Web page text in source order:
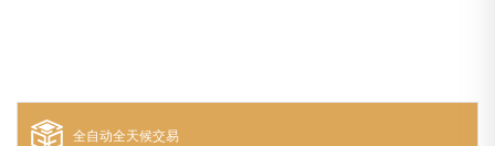
全自动全天候交易